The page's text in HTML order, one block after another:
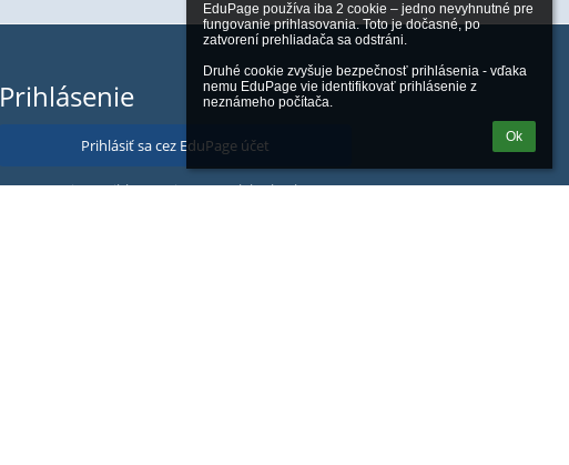
EduPage používa iba 2 cookie – jedno nevyhnutné pre
fungovanie prihlasovania. Toto je dočasné, po
zatvorení prehliadača sa odstráni.
Druhé cookie zvyšuje bezpečnosť prihlásenia - vďaka
nemu EduPage vie identifikovať prihlásenie z
neznámeho počítača.
Ok
Prihlásenie
Prihlásiť sa cez EduPage účet
Neviem prihlasovacie meno alebo heslo